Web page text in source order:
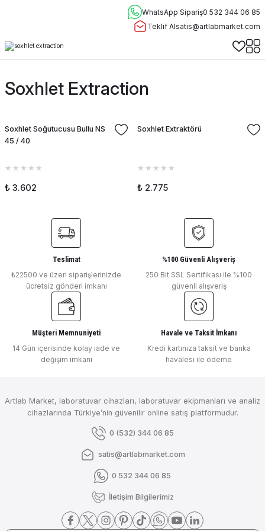
WhatsApp Sipariş0 532 344 06 85
Teklif Alsatis@artlabmarket.com
Soxhlet Extraction
Soxhlet Soğutucusu Bullu NS
45 / 40
₺ 3.602
Soxhlet Extraktörü
₺ 2.775
Teslimat
₺22500 ve üzeri siparişlerinizde
ücretsiz gönderi imkanı
%100 Güvenli Alışveriş
250 Bit SSL Sertifikası ile %100
güvenli alışveriş
Müşteri Memnuniyeti
14 Gün içerisinde kolay iade ve
değişim imkanı
Havale ve Taksit İmkanı
Kredi kartınıza taksit ve banka
havalesi ile ödeme
Artlab Market, laboratuvar cihazları, laboratuvar ekipmanları ve analiz
cihazlarında Türkiye’nin güvenilir online satış platformudur.
0 (532) 344 06 85
satis@artlabmarket.com
0 532 344 06 85
İletişim Bilgilerimiz